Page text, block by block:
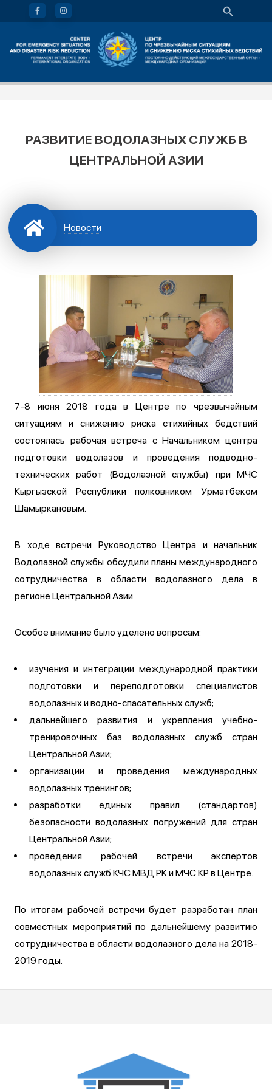
РАЗВИТИЕ ВОДОЛАЗНЫХ СЛУЖБ В
ЦЕНТРАЛЬНОЙ АЗИИ
Новости
7-8 июня 2018 года в Центре по чрезвычайным
ситуациям и снижению риска стихийных бедствий
состоялась рабочая встреча с Начальником центра
подготовки водолазов и проведения подводно-
технических работ (Водолазной службы) при МЧС
Кыргызской Республики полковником Урматбеком
Шамыркановым.
В ходе встречи Руководство Центра и начальник
Водолазной службы обсудили планы международного
сотрудничества в области водолазного дела в
регионе Центральной Азии.
Особое внимание было уделено вопросам:
изучения и интеграции международной практики
подготовки и переподготовки специалистов
водолазных и водно-спасательных служб;
дальнейшего развития и укрепления учебно-
тренировочных баз водолазных служб стран
Центральной Азии;
организации и проведения международных
водолазных тренингов;
разработки единых правил (стандартов)
безопасности водолазных погружений для стран
Центральной Азии;
проведения рабочей встречи экспертов
водолазных служб КЧС МВД РК и МЧС КР в Центре.
По итогам рабочей встречи будет разработан план
совместных мероприятий по дальнейшему развитию
сотрудничества в области водолазного дела на 2018-
2019 годы.